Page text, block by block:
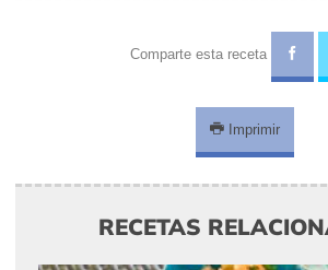
Comparte esta receta
Imprimir
RECETAS